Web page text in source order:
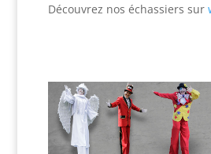
Découvrez nos échassiers sur